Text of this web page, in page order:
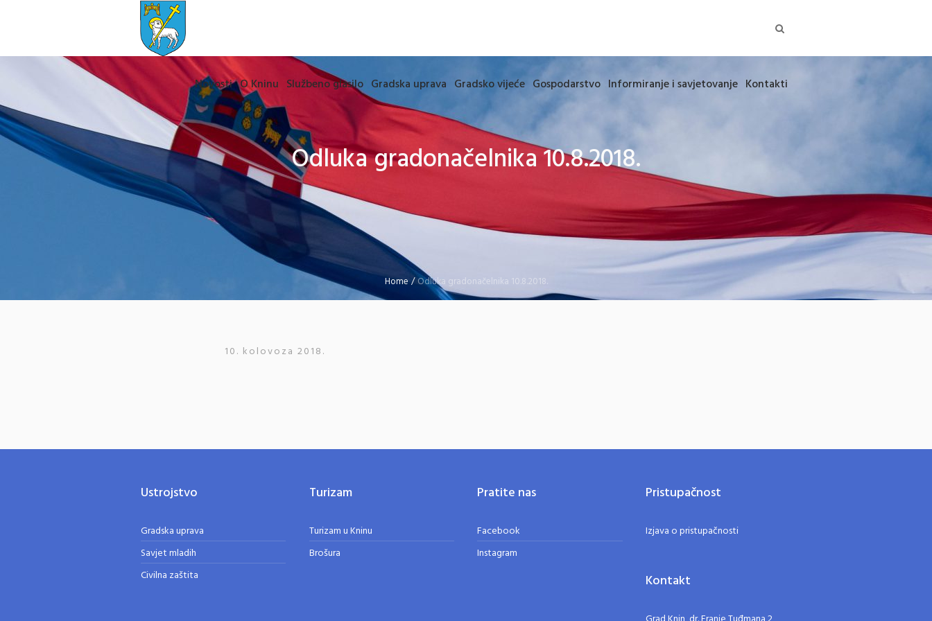
Novosti O Kninu Službeno glasilo Gradska uprava Gradsko vijeće Gospodarstvo Informiranje i savjetovanje Kontakti
Odluka gradonačelnika 10.8.2018.
Home/Odluka gradonačelnika 10.8.2018.
10. kolovoza 2018.
Ustrojstvo
Gradska uprava
Savjet mladih
Civilna zaštita
Turizam
Turizam u Kninu
Brošura
Pratite nas
Facebook
Instagram
Pristupačnost
Izjava o pristupačnosti
Kontakt